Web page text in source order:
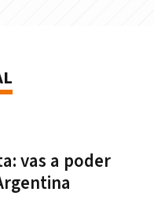
vas a poder